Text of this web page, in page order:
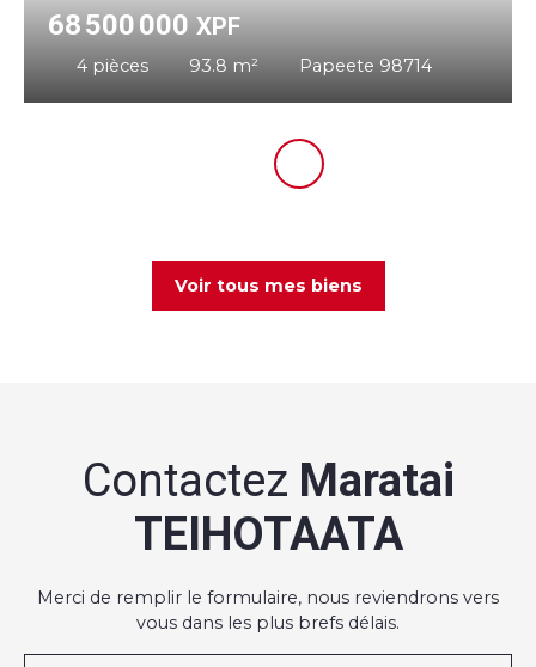
68 500 000XPF
4 pièces 93.8 m² Papeete 98714
Voir tous mes biens
Contactez Maratai
TEIHOTAATA
Merci de remplir le formulaire, nous reviendrons vers
vous dans les plus brefs délais.